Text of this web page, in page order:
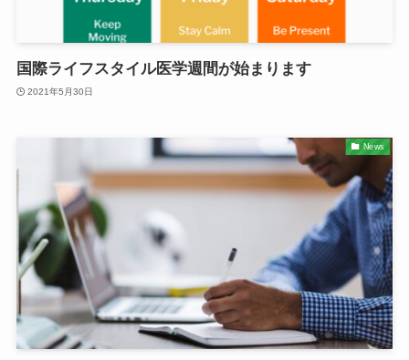
国際ライフスタイル医学週間が始まります
2021年5月30日
News